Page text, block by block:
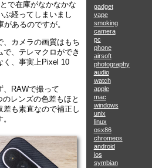
で在庫がなかなかな
ぶ経ってしまいまし
あるのですが。
、カメラの画質はもち
、テレマクロができ
く、事実上Pixel 10
、RAWで撮って
レンズの色差もほと
差も素直なので補正し
gadget
vape
smoking
camera
pc
phone
airsoft
photography
audio
watch
apple
mac
windows
unix
linux
osx86
chromeos
android
ios
symbian